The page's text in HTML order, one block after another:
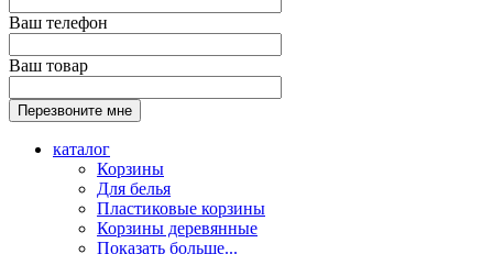
Ваш телефон
Ваш товар
каталог
Корзины
Для белья
Пластиковые корзины
Корзины деревянные
Показать больше...